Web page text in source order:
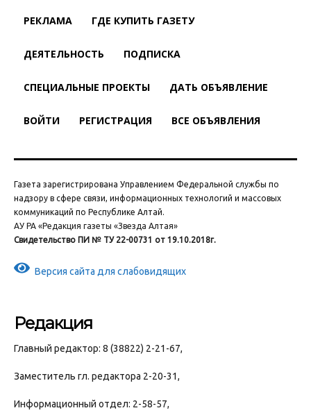
РЕКЛАМА ГДЕ КУПИТЬ ГАЗЕТУ
ДЕЯТЕЛЬНОСТЬ ПОДПИСКА
СПЕЦИАЛЬНЫЕ ПРОЕКТЫ ДАТЬ ОБЪЯВЛЕНИЕ
ВОЙТИ РЕГИСТРАЦИЯ ВСЕ ОБЪЯВЛЕНИЯ
Газета зарегистрирована Управлением Федеральной службы по
надзору в сфере связи, информационных технологий и массовых
коммуникаций по Республике Алтай.
АУ РА «Редакция газеты «Звезда Алтая»
Свидетельство ПИ № ТУ 22-00731 от 19.10.2018г.
Версия сайта для слабовидящих
Редакция
Главный редактор: 8 (38822) 2-21-67,
Заместитель гл. редактора 2-20-31,
Информационный отдел: 2-58-57,